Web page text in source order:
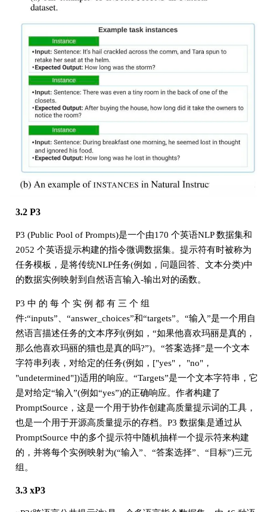
3.2 P3
P3 (Public Pool of Prompts)是一个由170 个英语NLP 数据集和
2052 个英语提示构建的指令微调数据集。提示符有时被称为
任务模板，是将传统NLP任务(例如，问题回答、文本分类)中
的数据实例映射到自然语言输入-输出对的函数。
P3 中 的 每 个 实 例 都 有 三 个 组
件:“inputs”、“answer_choices”和“targets”。“输入”是一个用自
然语言描述任务的文本序列(例如，“如果他喜欢玛丽是真的，
那么他喜欢玛丽的猫也是真的吗?”)。“答案选择”是一个文本
字符串列表，对给定的任务(例如，["yes"， "no"，
"undetermined"])适用的响应。“Targets”是一个文本字符串，它
是对给定“输入”(例如“yes”)的正确响应。作者构建了
PromptSource，这是一个用于协作创建高质量提示词的工具，
也是一个用于开源高质量提示的存档。P3 数据集是通过从
PromptSource 中的多个提示符中随机抽样一个提示符来构建
的，并将每个实例映射为(“输入”、“答案选择”、“目标”)三元
组。
3.3 xP3